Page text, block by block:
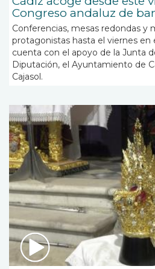
Congreso andaluz de
Conferencias, mesas redondas y
protagonistas hasta el viernes
cuenta con el apoyo de la Junta
Diputación, el Ayuntamiento de
Cajasol.